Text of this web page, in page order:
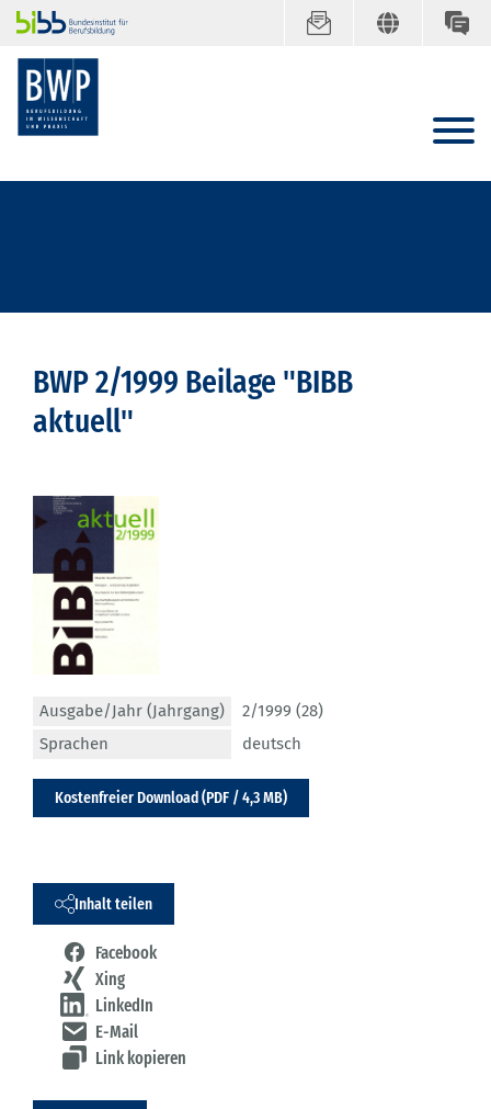
BWP 2/1999 Beilage "BIBB
aktuell"
Ausgabe/Jahr (Jahrgang)
2/1999 (28)
Sprachen
deutsch
Kostenfreier Download (PDF / 4,3 MB)
Inhalt teilen
Facebook
Xing
LinkedIn
E-Mail
Link kopieren